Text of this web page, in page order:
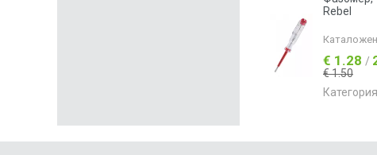
Rebel
€ 1.28 /
€ 1.50